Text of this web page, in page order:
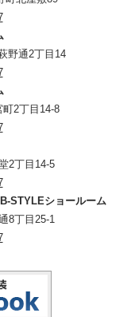
野通2丁目14
2丁目14-8
2丁目14-5
STYLEショールーム
8丁目25-1